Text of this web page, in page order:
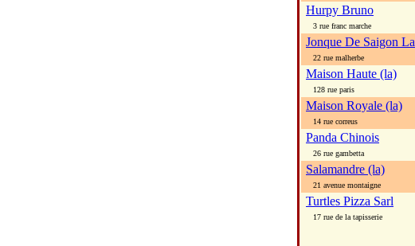
Hurpy Bruno
3 rue franc marche
Jonque De Saigon La
22 rue malherbe
Maison Haute (la)
128 rue paris
Maison Royale (la)
14 rue correus
Panda Chinois
26 rue gambetta
Salamandre (la)
21 avenue montaigne
Turtles Pizza Sarl
17 rue de la tapisserie